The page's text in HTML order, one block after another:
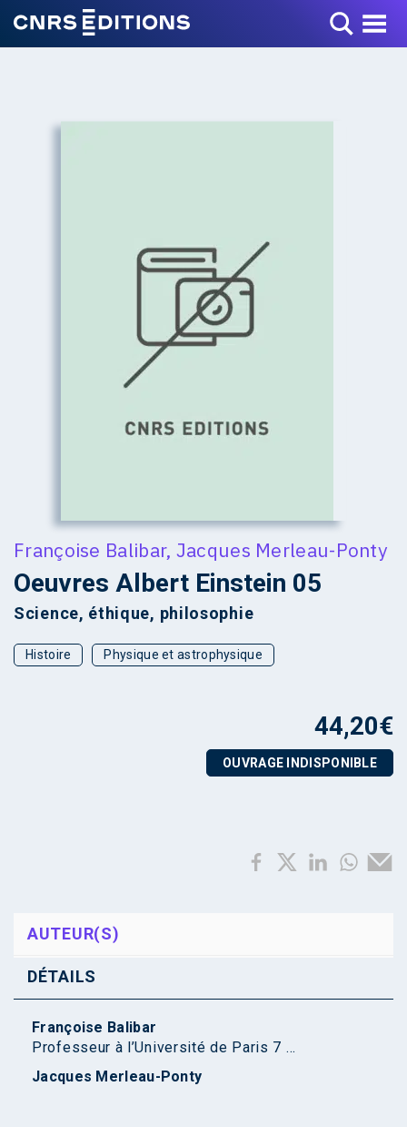
Toggle Menu
Françoise Balibar, Jacques Merleau-Ponty
Oeuvres Albert Einstein 05
Science, éthique, philosophie
Histoire Physique et astrophysique
44,20€
OUVRAGE INDISPONIBLE
AUTEUR(S)
DÉTAILS
Françoise Balibar
Professeur à l’Université de Paris 7 ...
Jacques Merleau-Ponty